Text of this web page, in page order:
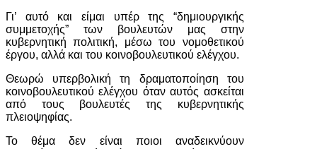
Γι’ αυτό και είμαι υπέρ της “δημιουργικής
συμμετοχής” των βουλευτών μας στην
κυβερνητική πολιτική, μέσω του νομοθετικού
έργου, αλλά και του κοινοβουλευτικού ελέγχου.
Θεωρώ υπερβολική τη δραματοποίηση του
κοινοβουλευτικού ελέγχου όταν αυτός ασκείται
από τους βουλευτές της κυβερνητικής
πλειοψηφίας.
Το θέμα δεν είναι ποιοι αναδεικνύουν